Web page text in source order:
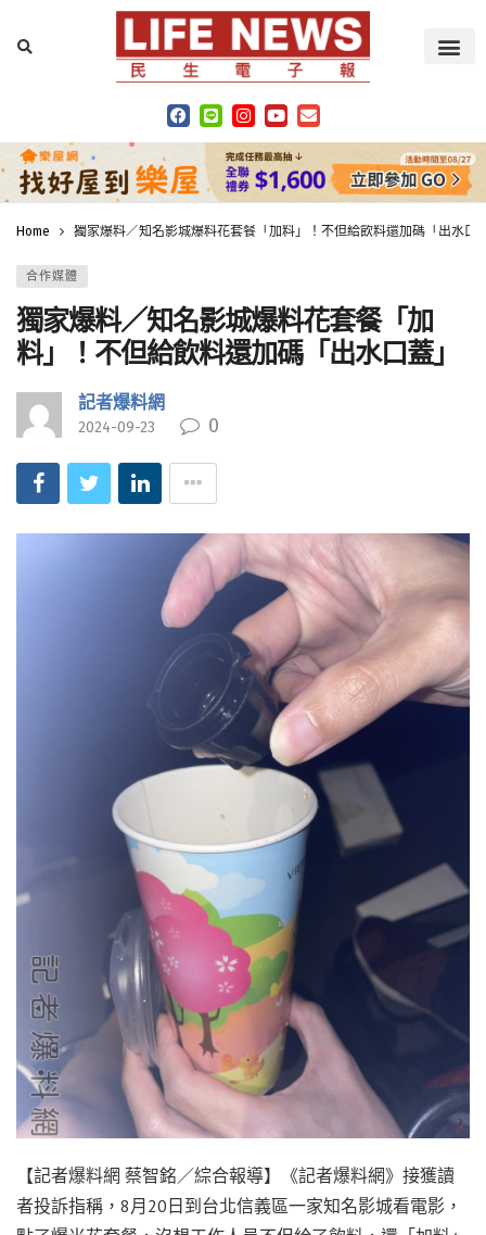
Home 獨家爆料／知名影城爆料花套餐「加料」！不但給飲料還加碼「出水口
合作媒體
獨家爆料／知名影城爆料花套餐「加
料」！不但給飲料還加碼「出水口蓋」
記者爆料網
2024-09-23 0
【記者爆料網 蔡智銘／綜合報導】《記者爆料網》接獲讀
者投訴指稱，8月20日到台北信義區一家知名影城看電影，